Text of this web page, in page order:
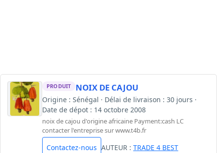
PRODUIT NOIX DE CAJOU
Origine : Sénégal · Délai de livraison : 30 jours ·
Date de dépot : 14 octobre 2008
noix de cajou d'origine africaine Payment:cash LC
contacter l'entreprise sur www.t4b.fr
Contactez-nous AUTEUR : TRADE 4 BEST